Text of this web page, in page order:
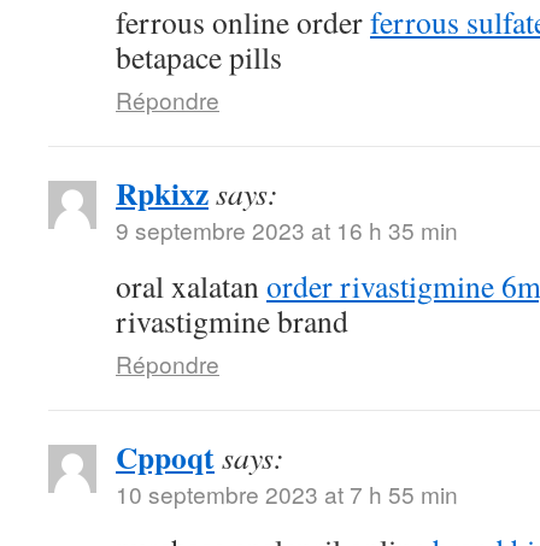
ferrous online orderferrous
betapace pills
Répondre
Rpkixzsays:
9 septembre 2023 at 16 h 35 min
oral xalatanorder rivastigmine
rivastigmine brand
Répondre
Cppoqtsays:
10 septembre 2023 at 7 h 55 min